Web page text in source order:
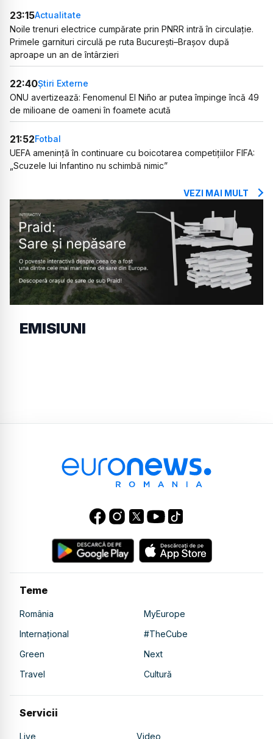
23:15Actualitate
Noile trenuri electrice cumpărate prin PNRR intră în circulație.
Primele garnituri circulă pe ruta București–Brașov după
aproape un an de întârzieri
22:40Știri Externe
ONU avertizează: Fenomenul El Niño ar putea împinge încă 49
de milioane de oameni în foamete acută
21:52Fotbal
UEFA amenință în continuare cu boicotarea competițiilor FIFA:
„Scuzele lui Infantino nu schimbă nimic”
VEZI MAI MULT
EMISIUNI
Teme
România
MyEurope
Internațional
#TheCube
Green
Next
Travel
Cultură
Servicii
Live Video